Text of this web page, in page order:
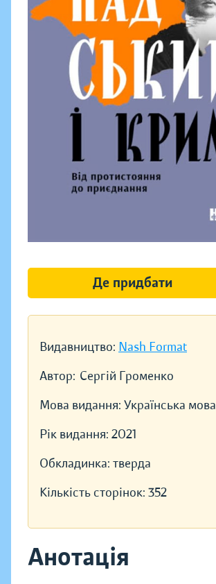
Видавництво: Nash Format
Автор: Сергій Громенко
Мова видання: Українська мова
Рік видання: 2021
Обкладинка: тверда
Кількість сторінок: 352
Анотація
Де придбати